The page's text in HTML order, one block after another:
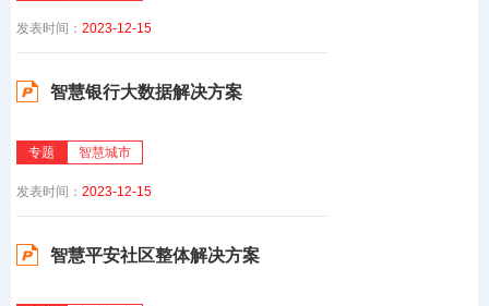
发表时间： 2023-12-15
智慧银行大数据解决方案
专题 智慧城市
发表时间： 2023-12-15
智慧平安社区整体解决方案